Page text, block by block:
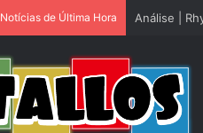
Notícias de Última Hora Análise |